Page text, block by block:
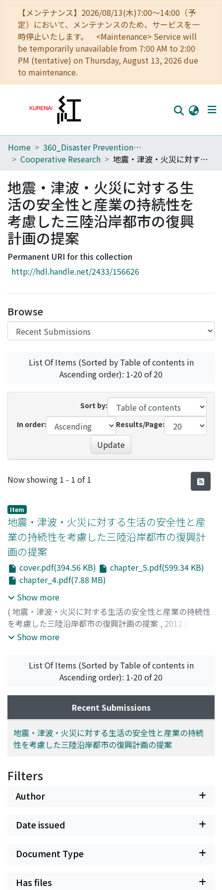
【メンテナンス】2026/08/13(木)7:00～14:00（予
定）において、メンテナンスのため、サービスを一
時停止いたします。 <Maintenance> Service will
be temporarily unavailable from 7:00 AM to 2:00
PM (tentative) on Thursday, August 13, 2026 due
to maintenance.
Home
Browse
Download Ranking
Access Statistics
Library Network
Home
360_Disaster Prevention Research Institute
Cooperative Research
地震・津波・火災に対する生活の安全性と産業の持続性を考慮した三陸沿岸都市の復興計画の提案
地震・津波・火災に対する生
活の安全性と産業の持続性を
考慮した三陸沿岸都市の復興
計画の提案
Permanent URI for this collection
http://hdl.handle.net/2433/156626
Browse
List Of Items (Sorted by Table of contents in
Ascending order): 1-20 of 20
Sort by:
In order:
Results/Page:
Update
Recent Submissions
Now showing 1 - 1 of 1
Item
地震・津波・火災に対する生活の安全性と産
業の持続性を考慮した三陸沿岸都市の復興計
画の提案
cover.pdf(394.56 KB)
chapter_5.pdf(599.34 KB)
chapter_4.pdf(7.88 MB)
Show more
( 地震・津波・火災に対する生活の安全性と産業の持続性
を考慮した三陸沿岸都市の復興計画の提案 , 2012 )
室崎, 益輝;長谷見, 雄二
Murosaki, Yoshiteru
Hasemi, Yuji ;Tanaka, Takeyoshi
Takara, Kaoru;Yasuda, Nario;Tatano, Hirokazu;Suzuki,
Himoto, Keisuke;Kobayashi, Kenichiro
キ, ヨシテル;ハセミ, ユウジ;タナカ, タケヨシ;タカラ, カ
ヤスダ, ナリオ;タタノ, ヒロカズ;スズキ, シンゴ
モト, ケイスケ;コバヤシ, ケンイチロウ
Show more
List Of Items (Sorted by Table of contents in
Ascending order): 1-20 of 20
Recent Submissions
地震・津波・火災に対する生活の安全性と産業の持続
性を考慮した三陸沿岸都市の復興計画の提案
Filters
Author
Date issued
Document Type
Has files